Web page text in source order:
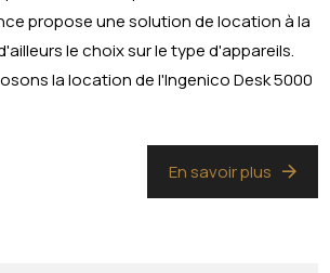
propose une solution de location à la
le choix sur le type d'appareils.
la location de l'Ingenico Desk 5000
En savoir plus